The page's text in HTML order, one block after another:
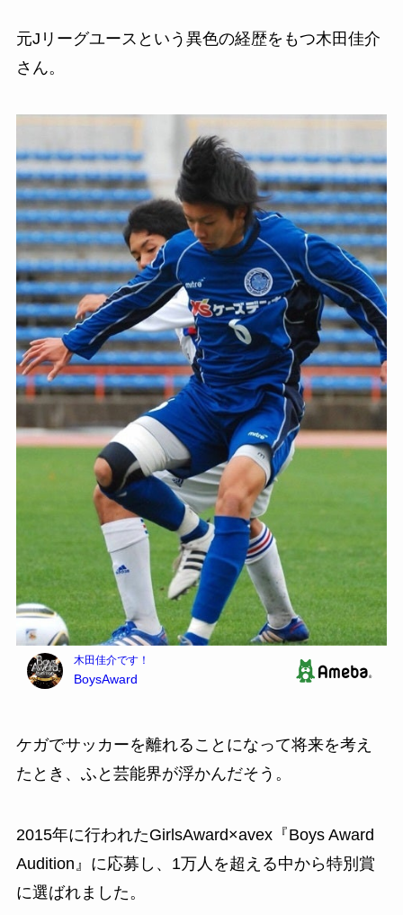
元Jリーグユースという異色の経歴をもつ木田佳介
さん。
ケガでサッカーを離れることになって将来を考え
たとき、ふと芸能界が浮かんだそう。
2015年に行われたGirlsAward×avex『Boys Award
Audition』に応募し、1万人を超える中から特別賞
に選ばれました。